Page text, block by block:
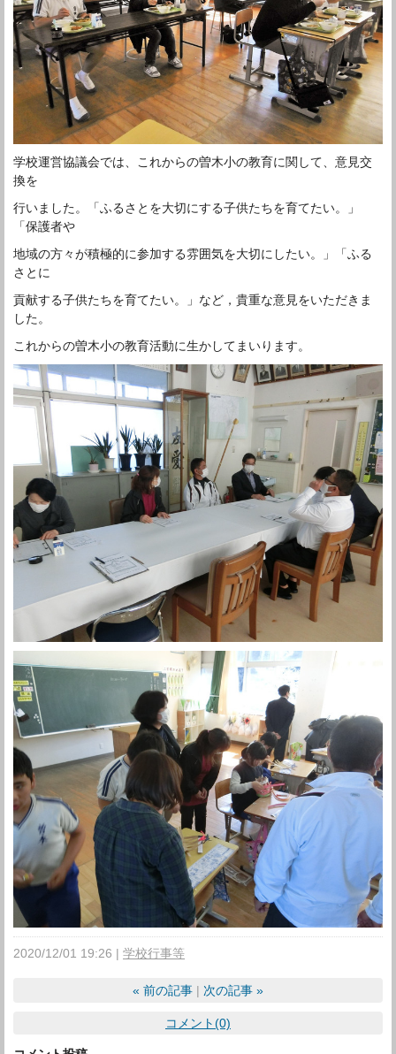
学校運営協議会では、これからの曽木小の教育に関して、意見交
換を
行いました。「ふるさとを大切にする子供たちを育てたい。」
「保護者や
地域の方々が積極的に参加する雰囲気を大切にしたい。」「ふる
さとに
貢献する子供たちを育てたい。」など，貴重な意見をいただきま
した。
これからの曽木小の教育活動に生かしてまいります。
2020/12/01 19:26 学校行事等
« 前の記事 次の記事 »
コメント(0)